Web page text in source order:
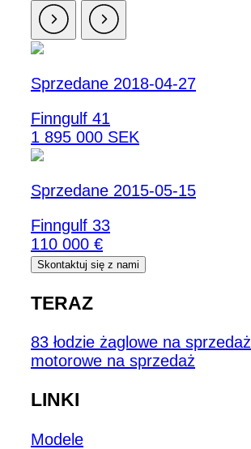
Sprzedane 2018-04-27
Finngulf 41
1 895 000 SEK
Sprzedane 2015-05-15
Finngulf 33
110 000 €
Skontaktuj się z nami
TERAZ
83 łodzie żaglowe na sprzedaż
motorowe na sprzedaż
LINKI
Modele